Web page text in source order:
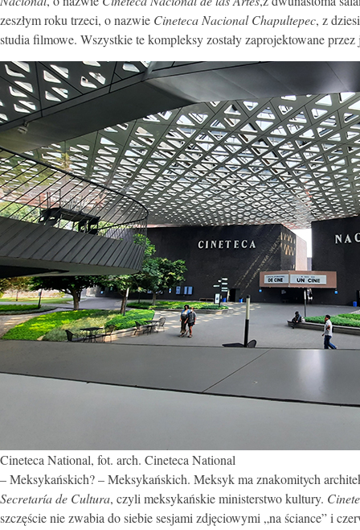
zeszłym roku trzeci, o nazwie Cineteca Nacional Chapultepec, z
studia filmowe. Wszystkie te kompleksy zostały zaprojektowane
Cineteca National, fot. arch. Cineteca National
– Meksykańskich? – Meksykańskich. Meksyk ma znakomitych
Secretaría de Cultura, czyli meksykańskie ministerstwo kultury.
szczęście nie zwabia do siebie sesjami zdjęciowymi „na ściance” i